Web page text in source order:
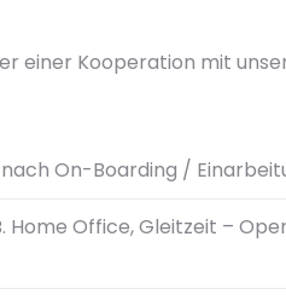
einer Kooperation mit
On-Boarding /
Home Office, Gleitzeit –